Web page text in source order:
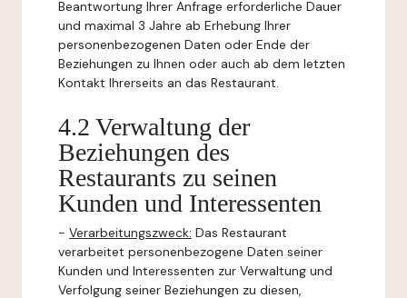
Beantwortung Ihrer Anfrage erforderliche Dauer
und maximal 3 Jahre ab Erhebung Ihrer
personenbezogenen Daten oder Ende der
Beziehungen zu Ihnen oder auch ab dem letzten
Kontakt Ihrerseits an das Restaurant.
4.2 Verwaltung der
Beziehungen des
Restaurants zu seinen
Kunden und Interessenten
- Verarbeitungszweck: Das Restaurant
verarbeitet personenbezogene Daten seiner
Kunden und Interessenten zur Verwaltung und
Verfolgung seiner Beziehungen zu diesen,